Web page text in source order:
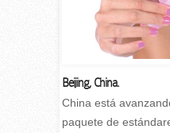
Beijing, China.
China está
paquete de